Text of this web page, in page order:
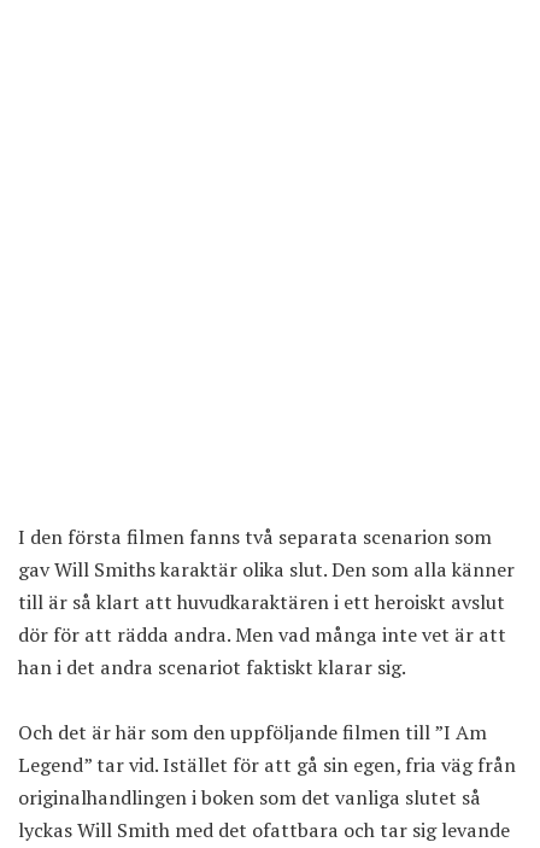
I den första filmen fanns två separata scenarion som
gav Will Smiths karaktär olika slut. Den som alla känner
till är så klart att huvudkaraktären i ett heroiskt avslut
dör för att rädda andra. Men vad många inte vet är att
han i det andra scenariot faktiskt klarar sig.
Och det är här som den uppföljande filmen till ”I Am
Legend” tar vid. Istället för att gå sin egen, fria väg från
originalhandlingen i boken som det vanliga slutet så
lyckas Will Smith med det ofattbara och tar sig levande